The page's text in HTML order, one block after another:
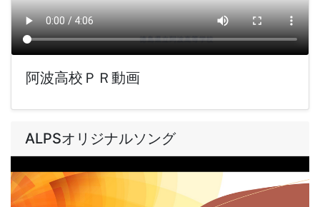
阿波高校ＰＲ動画
ALPSオリジナルソング